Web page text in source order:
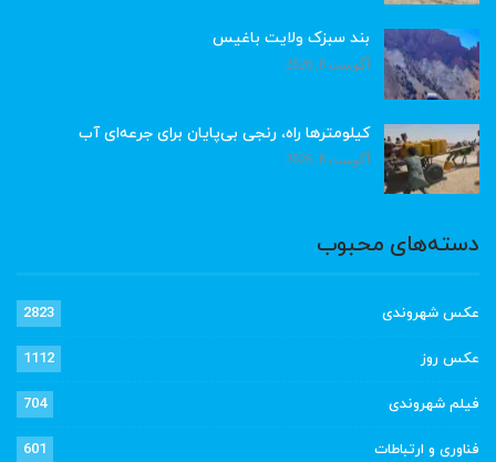
بند سبزک ولایت باغیس
آگوست 8, 2026
کیلومترها راه، رنجی بی‌پایان برای جرعه‌ای آب
آگوست 8, 2026
دسته‌های محبوب
عکس شهروندی 2823
عکس روز 1112
فیلم شهروندی 704
فناوری و ارتباطات 601